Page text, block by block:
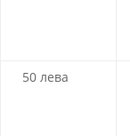
50 лева